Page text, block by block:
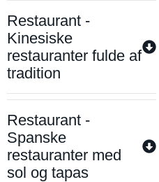
Restaurant -
Kinesiske
restauranter fulde af
tradition
Restaurant -
Spanske
restauranter med
sol og tapas